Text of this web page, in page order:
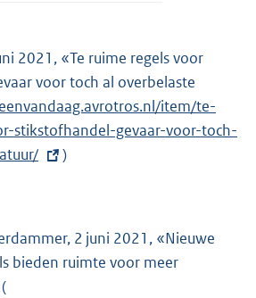
2021, «Te ruime regels voor
voor toch al overbelaste
item/te-
stikstofhandel-gevaar-voor-toch-
)
2 juni 2021, «Nieuwe
bieden ruimte voor meer